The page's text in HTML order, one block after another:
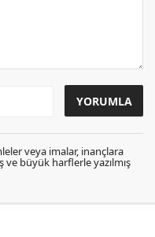
veya imalar, inançlara
ve büyük harflerle yazılmış